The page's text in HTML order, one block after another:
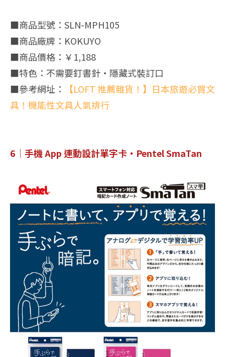
■商品型號：SLN-MPH105
■商品廠牌：KOKUYO
■商品價格：￥1,188
■特色：不需要釘書針・隱藏式裝訂口
■參考網址：
【LOFT 推薦雜貨！】日本旅遊必買文
具！機能性文具人氣排行
6｜手機 App 連動設計單字卡・Pentel SmaTan